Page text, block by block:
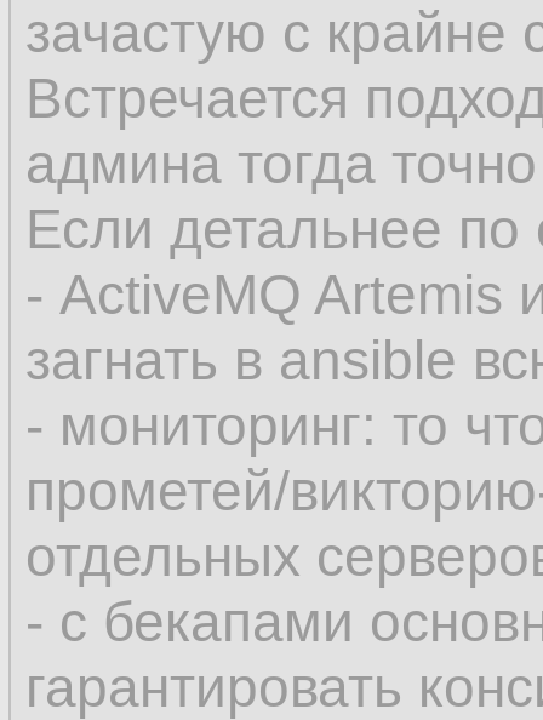
зачастую с
Встречается
админа тогда
Если детальнее по
- ActiveMQ Artemis
загнать в ansible
- мониторинг: то
прометей/
отдельных
- с бекапами
гарантировать